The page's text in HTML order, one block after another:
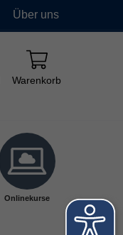
Über uns
Warenkorb
Onlinekurse